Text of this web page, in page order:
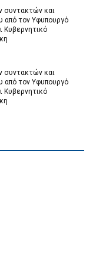
συντακτών και
από τον Υφυπουργό
συντακτών και
από τον Υφυπουργό